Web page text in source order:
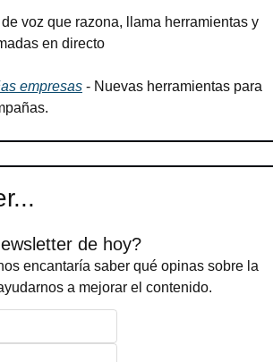
de voz que razona, llama herramientas y
en directo
empresas - Nuevas herramientas para
de hoy?
encantaría saber qué opinas sobre la
a mejorar el contenido.